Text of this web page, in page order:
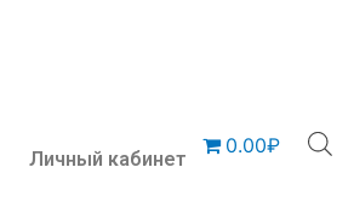
Личный кабинет
0.00₽